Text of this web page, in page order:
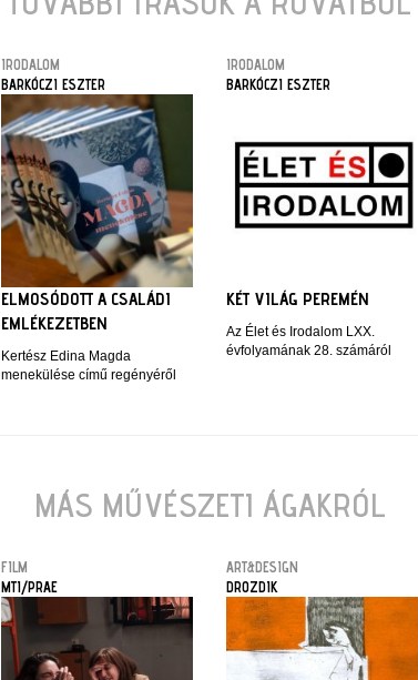
IRODALOM
BARKÓCZI ESZTER
ELMOSÓDOTT A CSALÁDI
EMLÉKEZETBEN
Kertész Edina Magda
menekülése című regényéről
IRODALOM
BARKÓCZI ESZTER
KÉT VILÁG PEREMÉN
Az Élet és Irodalom LXX.
évfolyamának 28. számáról
MÁS MŰVÉSZETI ÁGAKRÓL
FILM
MTI/PRAE
ART&DESIGN
DROZDIK